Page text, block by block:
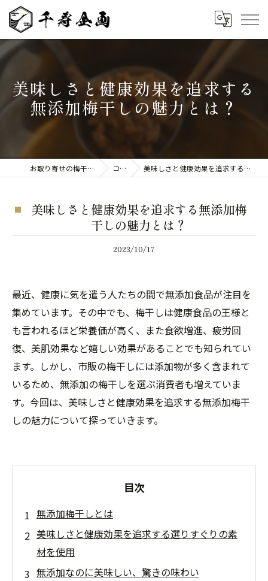
美味しさと健康効果を追求する
無添加梅干しの魅力とは？
お取り寄せの梅干しなら千寿企画 コラム 美味しさと健康効果を追求する無添加梅干しの魅力とは？
美味しさと健康効果を追求する無添加梅
干しの魅力とは？
2023/10/17
最近、健康に気を遣う人たちの間で無添加食品が注目を
集めています。その中でも、梅干しは健康食品の王様と
も言われるほど栄養価が高く、また食欲増進、疲労回
復、美肌効果など嬉しい効果があることでも知られてい
ます。しかし、市販の梅干しには添加物が多く含まれて
いるため、無添加の梅干しを選ぶ消費者も増えていま
す。今回は、美味しさと健康効果を追求する無添加梅干
しの魅力について探っていきます。
目次
無添加梅干しとは
美味しさと健康効果を追求する選りすぐりの素
材を使用
無添加なのに美味しい、驚きの味わい